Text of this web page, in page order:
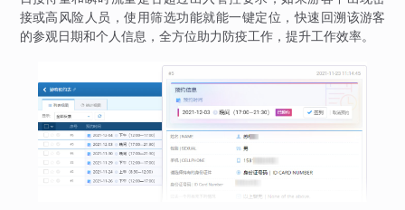
接或高风险人员，使用筛选功能就能一键定位，快速回溯该游客
的参观日期和个人信息，全方位助力防疫工作，提升工作效率。